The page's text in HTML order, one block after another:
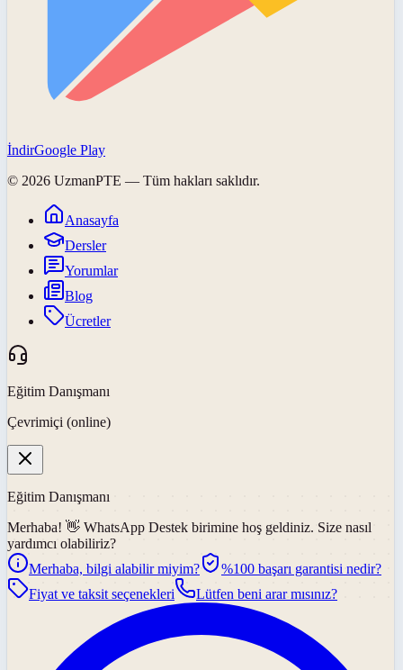
İndirGoogle Play
© 2026 UzmanPTE — Tüm hakları saklıdır.
Anasayfa
Dersler
Yorumlar
Blog
Ücretler
Eğitim Danışmanı
Çevrimiçi (online)
Eğitim Danışmanı
Merhaba! 👋 WhatsApp Destek birimine hoş geldiniz. Size nasıl
yardımcı olabiliriz?
Merhaba, bilgi alabilir miyim?
%100 başarı garantisi nedir?
Fiyat ve taksit seçenekleri
Lütfen beni arar mısınız?